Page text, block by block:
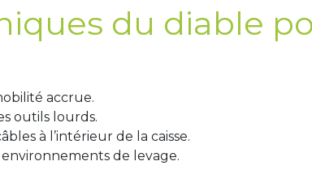
du diable
accrue.
outils lourds.
à l’intérieur de la caisse.
de levage.